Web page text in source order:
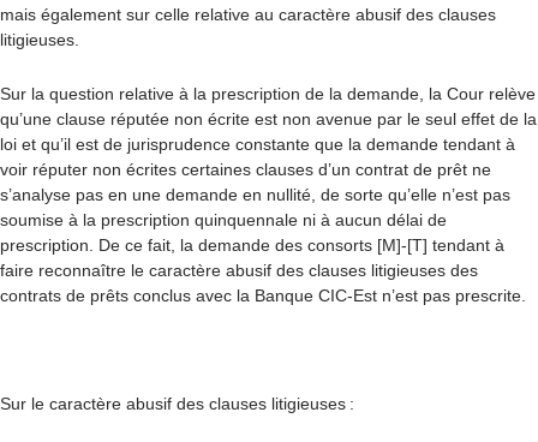
mais également sur celle relative au caractère abusif des clauses
litigieuses.
Sur la question relative à la prescription de la demande, la Cour relève
qu’une clause réputée non écrite est non avenue par le seul effet de la
loi et qu’il est de jurisprudence constante que la demande tendant à
voir réputer non écrites certaines clauses d’un contrat de prêt ne
s’analyse pas en une demande en nullité, de sorte qu’elle n’est pas
soumise à la prescription quinquennale ni à aucun délai de
prescription. De ce fait, la demande des consorts [M]-[T] tendant à
faire reconnaître le caractère abusif des clauses litigieuses des
contrats de prêts conclus avec la Banque CIC-Est n’est pas prescrite.
Sur le caractère abusif des clauses litigieuses :